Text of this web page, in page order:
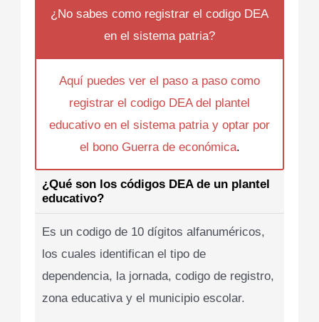
¿No sabes como registrar el codigo DEA
en el sistema patria?
Aquí puedes ver el paso a paso como
registrar el codigo DEA del plantel
educativo en el sistema patria y optar por
el bono Guerra de económica.
¿Qué son los códigos DEA de un plantel
educativo?
Es un codigo de 10 dígitos alfanuméricos,
los cuales identifican el tipo de
dependencia, la jornada, codigo de registro,
zona educativa y el municipio escolar.